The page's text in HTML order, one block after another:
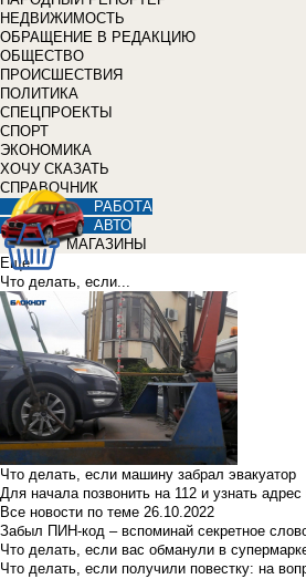
НЕДВИЖИМОСТЬ
ОБРАЩЕНИЕ В РЕДАКЦИЮ
ОБЩЕСТВО
ПРОИСШЕСТВИЯ
ПОЛИТИКА
СПЕЦПРОЕКТЫ
СПОРТ
ЭКОНОМИКА
ХОЧУ СКАЗАТЬ
СПРАВОЧНИК
РАБОТА
АВТО
МАГАЗИНЫ
Еще
Что делать, если...
Что делать, если машину забрал эвакуатор
Для начала позвонить на 112 и узнать
Все новости по теме 26.10.2022
Забыл ПИН-код – вспоминай секретное
Что делать, если вас обманули в
Что делать, если получили повестку: на